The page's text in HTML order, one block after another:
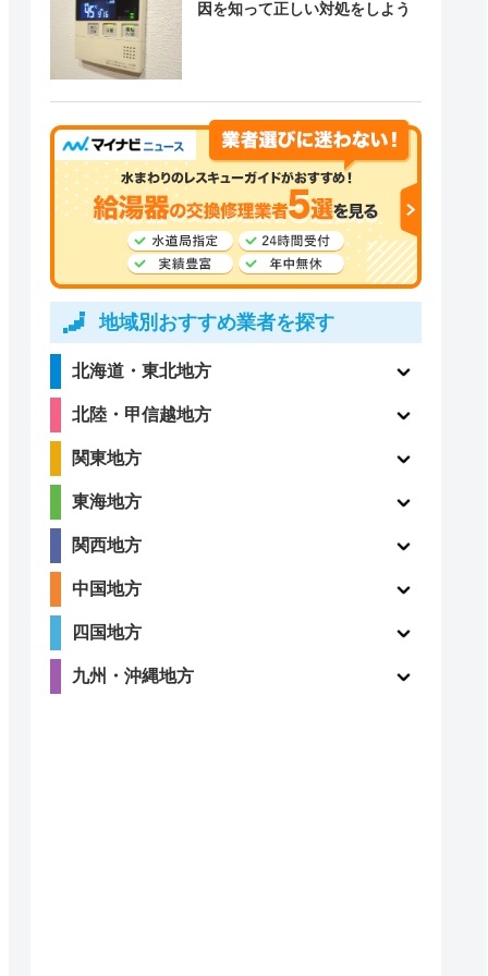
因を知って正しい対処をしよう
地域別おすすめ業者を探す
北海道・東北地方
北陸・甲信越地方
関東地方
東海地方
関西地方
中国地方
四国地方
九州・沖縄地方